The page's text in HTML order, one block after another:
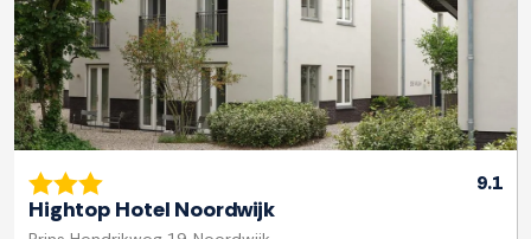
9.1
Hightop Hotel Noordwijk